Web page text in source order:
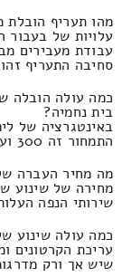
מהו תעריף הובלת
עלויות של בעבור
עבודת מעבירים
סחיבה התעריף זהו 400 ולא יותר מ180 שקלים חדשים.
כמה עולה הובלה
בית נחמיה?
באינטגרציה של
התמחור זה 300 ועד 200 ש"ח.
מה מחיר העברה
מחירה של שינוע
שירותי הנפה העלות הוא 340 ומקסימום 190
כמה עולה שינוע
עריכת הקרטונים
שיש אך ורק מדרגות התמחור